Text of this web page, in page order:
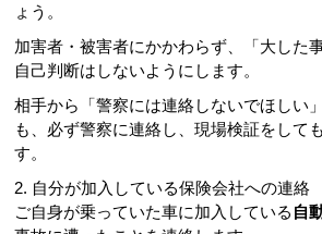
ょう。
加害者・被害者にかかわらず、「大した
自己判断はしないようにします。
相手から「警察には連絡しないでほしい
も、必ず警察に連絡し、現場検証をして
す。
2. 自分が加入している保険会社への連絡
ご自身が乗っていた車に加入している 自